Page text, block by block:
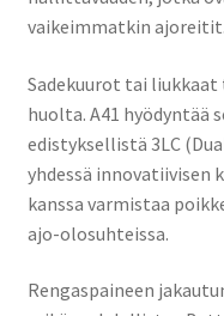
vaikeimmatkin ajoreitit.
Sadekuurot tai
huolta. A41 hyödyntää
edistyksellistä 3LC
yhdessä innovatiivisen
kanssa varmistaa
ajo-olosuhteissa.
Rengaspaineen